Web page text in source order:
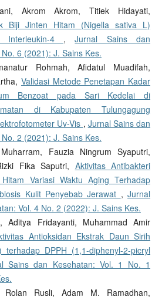
Akrom Akrom, Titiek Hidayati,
Biji Jinten Hitam (Nigella sativa L)
Interleukin-4 ,Jurnal Sains dan
6 (2021): J. Sains Kes.
Rohmah, Afidatul Muadifah,
Validasi Metode Penetapan Kadar
Benzoat pada Sari Kedelai di
di Kabupaten Tulungagung
Uv-Vis , Jurnal Sains dan
2 (2021): J. Sains Kes.
Fauzia Ningrum Syaputri,
Fika Saputri, Aktivitas Antibakteri
Variasi Waktu Aging Terhadap
Kulit Penyebab Jerawat ,Jurnal
Vol. 4 No. 2 (2022): J. Sains Kes.
Aditya Fridayanti, Muhammad Amir
Antioksidan Ekstrak Daun Sirih
DPPH (1,1-diphenyl-2-picryl
Sains dan Kesehatan: Vol. 1 No. 1
Rolan Rusli, Adam M. Ramadhan,